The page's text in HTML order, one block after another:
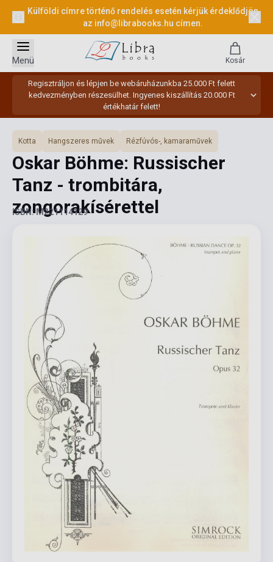
Külföldi címre történő rendelés esetén kérjük érdeklődjön
az info@librabooks.hu címen.
Regisztráljon és lépjen be webáruházunkba 25.000 Ft felett
kedvezményben részesülhet. Ingyenes kiszállítás 20.000 Ft
értékhatár felett!
Menü Kosár
Kotta Hangszeres művek Rézfúvós-, kamaraművek
Oskar Böhme: Russischer
Tanz - trombitára,
zongorakísérettel
ISBN: M221114129